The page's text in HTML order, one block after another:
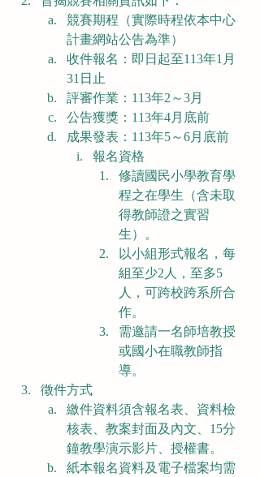
競賽期程（實際時程依本中心
計畫網站公告為準）
收件報名：即日起至113年1月
31日止
評審作業：113年2～3月
公告獲獎：113年4月底前
成果發表：113年5～6月底前
報名資格
修讀國民小學教育學
程之在學生（含未取
得教師證之實習
生）。
以小組形式報名，每
組至少2人，至多5
人，可跨校跨系所合
作。
需邀請一名師培教授
或國小在職教師指
導。
徵件方式
繳件資料須含報名表、資料檢
核表、教案封面及內文、15分
鐘教學演示影片、授權書。
紙本報名資料及電子檔案均需